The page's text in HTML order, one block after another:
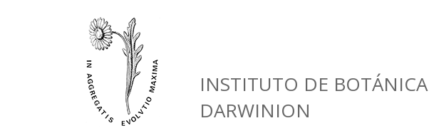
INSTITUTO DE BOTÁNICA
DARWINION